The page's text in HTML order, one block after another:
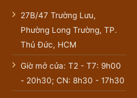
27B/47 Trường Lưu,
Phường Long Trường, TP.
Thủ Đức, HCM
Giờ mở cửa: T2 - T7: 9h00
- 20h30; CN: 8h30 - 17h30